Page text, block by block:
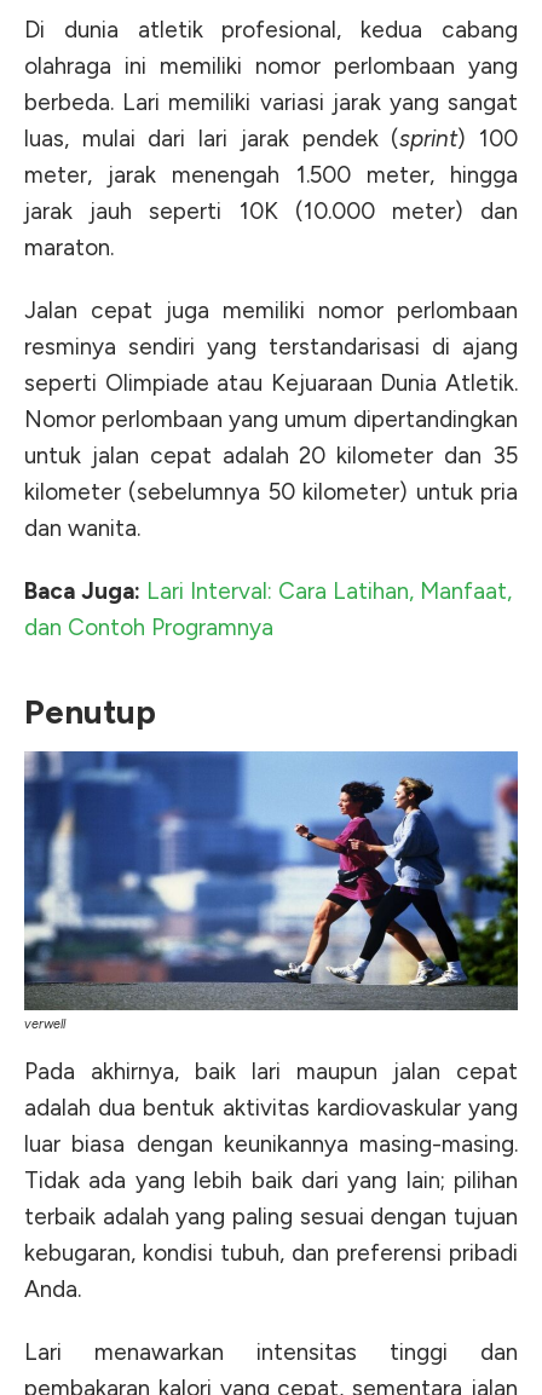
Di dunia atletik profesional, kedua cabang
olahraga ini memiliki nomor perlombaan yang
berbeda. Lari memiliki variasi jarak yang sangat
luas, mulai dari lari jarak pendek (sprint) 100
meter, jarak menengah 1.500 meter, hingga
jarak jauh seperti 10K (10.000 meter) dan
maraton.
Jalan cepat juga memiliki nomor perlombaan
resminya sendiri yang terstandarisasi di ajang
seperti Olimpiade atau Kejuaraan Dunia Atletik.
Nomor perlombaan yang umum dipertandingkan
untuk jalan cepat adalah 20 kilometer dan 35
kilometer (sebelumnya 50 kilometer) untuk pria
dan wanita.
Baca Juga: Lari Interval: Cara Latihan, Manfaat,
dan Contoh Programnya
Penutup
verwell
Pada akhirnya, baik lari maupun jalan cepat
adalah dua bentuk aktivitas kardiovaskular yang
luar biasa dengan keunikannya masing-masing.
Tidak ada yang lebih baik dari yang lain; pilihan
terbaik adalah yang paling sesuai dengan tujuan
kebugaran, kondisi tubuh, dan preferensi pribadi
Anda.
Lari menawarkan intensitas tinggi dan
pembakaran kalori yang cepat, sementara jalan